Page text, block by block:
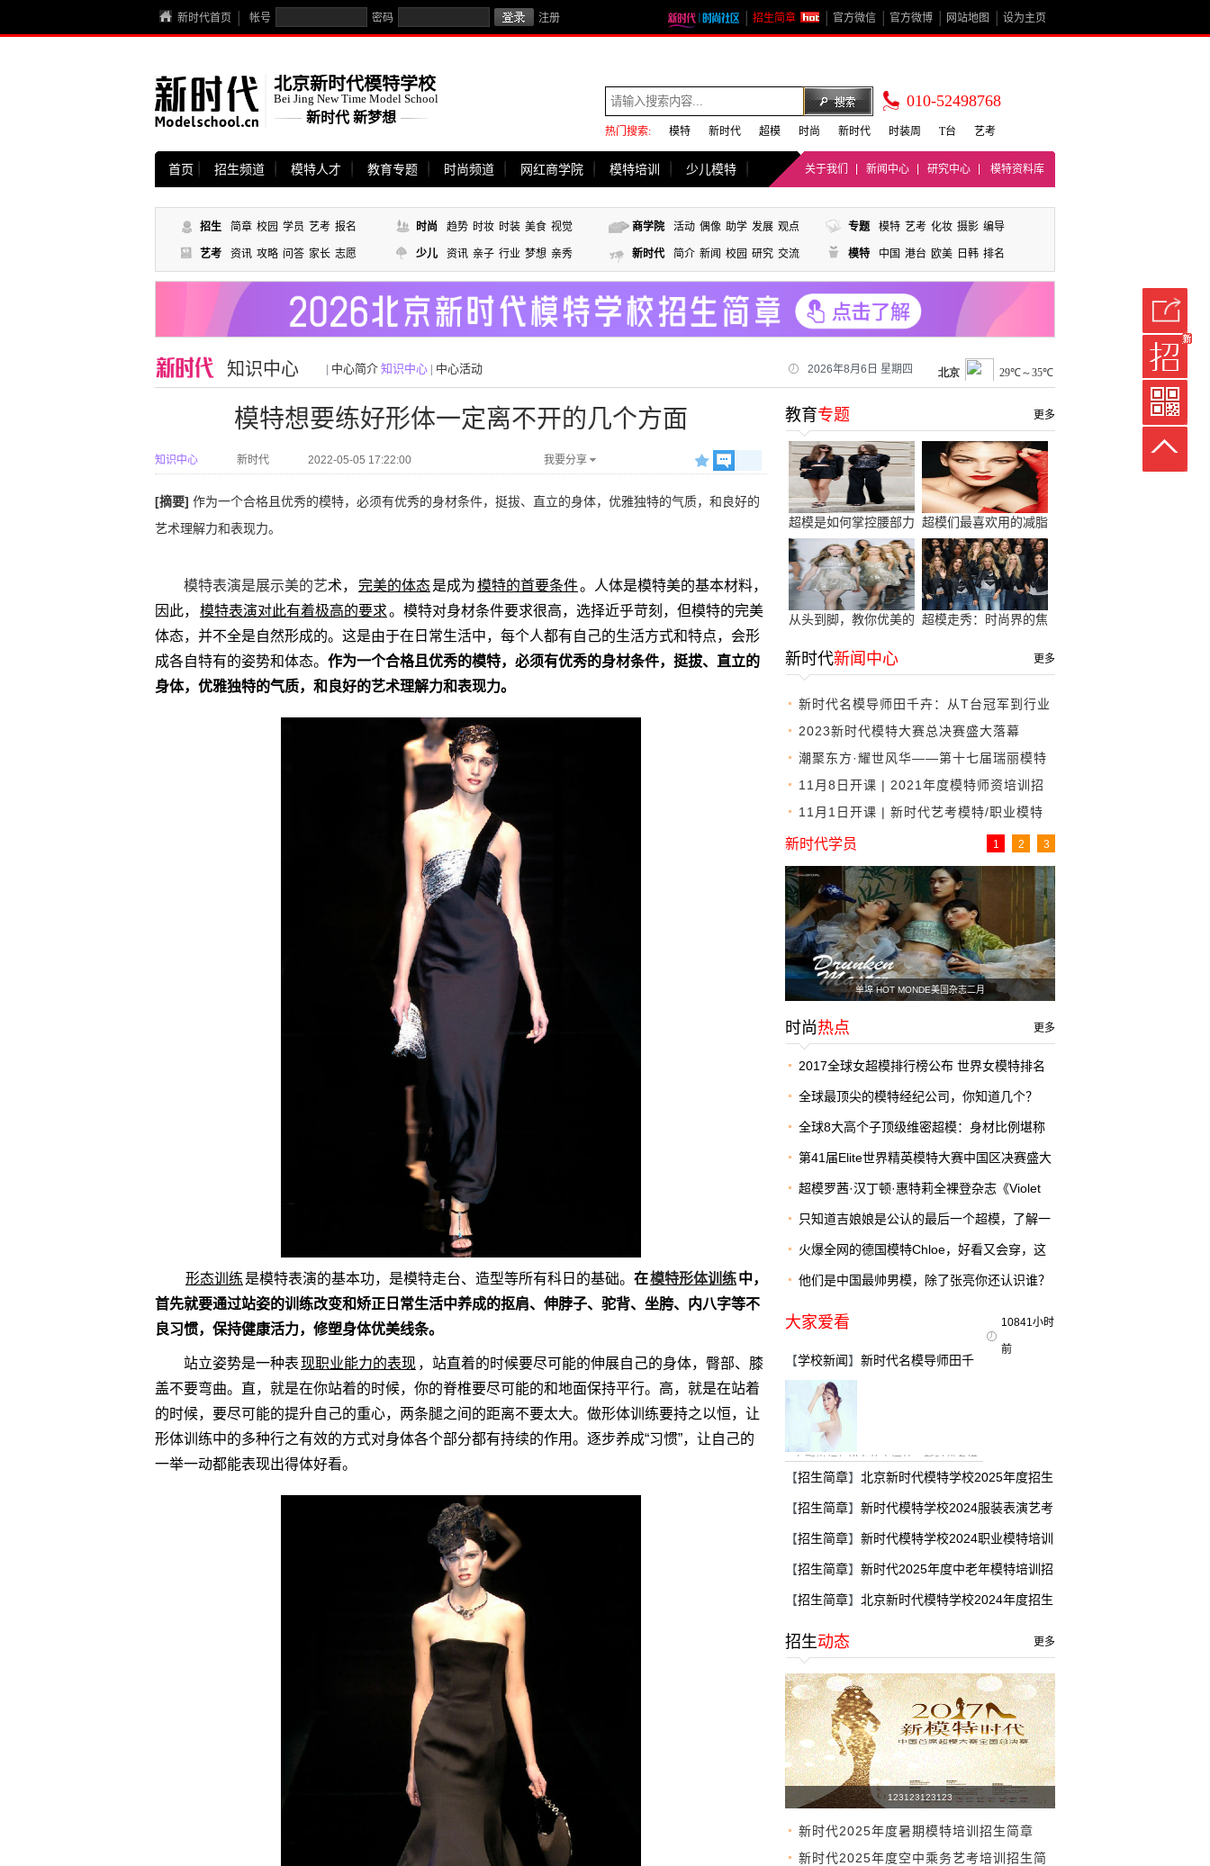
新时代首页 帐号 密码 注册 招生简章 官方微信 官方微博 网站地图 设为主页
北京新时代模特学校
Bei Jing New Time Model School
新时代 新梦想
010-52498768
热门搜索: 模特 新时代 超模 时尚 新时代 时装周 T台 艺考
首页 招生频道 模特人才 教育专题 时尚频道 网红商学院 模特培训 少儿模特 关于我们 新闻中心 研究中心 模特资料库
招生 简章 校园 学员 艺考 报名 时尚 趋势 时妆 时装 美食 视觉 商学院 活动 偶像 助学 发展 观点 专题 模特 艺考 化妆 摄影 编导
艺考 资讯 攻略 问答 家长 志愿 少儿 资讯 亲子 行业 梦想 亲秀 新时代 简介 新闻 校园 研究 交流 模特 中国 港台 欧美 日韩 排名
知识中心 | 中心简介 知识中心 | 中心活动 2026年8月6日 星期四
模特想要练好形体一定离不开的几个方面
知识中心 新时代 2022-05-05 17:22:00 我要分享
[摘要] 作为一个合格且优秀的模特，必须有优秀的身材条件，挺拔、直立的身体，优雅独特的气质，和良好的
艺术理解力和表现力。
模特表演是展示美的艺术， 完美的体态是成为模特的首要条件。人体是模特美的基本材料，
因此，
模特表演对此有着极高的要求。模特对身材条件要求很高，选择近乎苛刻，但模特的完美
体态，并不全是自然形成的。这是由于在日常生活中，每个人都有自己的生活方式和特点，会形
成各自特有的姿势和体态。 作为一个合格且优秀的模特，必须有优秀的身材条件，挺拔、直立的
身体，优雅独特的气质，和良好的艺术理解力和表现力。
形态训练 是模特表演的基本功，是模特走台、造型等所有科日的基础。 在模特形体训练中，
首先就要通过站姿的训练改变和矫正日常生活中养成的抠肩、伸脖子、驼背、坐胯、内八字等不
良习惯，保持健康活力，修塑身体优美线条。
站立姿势是一种表现职业能力的表现 ，站直着的时候要尽可能的伸展自己的身体，臀部、膝
盖不要弯曲。直，就是在你站着的时候，你的脊椎要尽可能的和地面保持平行。高，就是在站着
的时候，要尽可能的提升自己的重心，两条腿之间的距离不要太大。做形体训练要持之以恒，让
形体训练中的多种行之有效的方式对身体各个部分都有持续的作用。逐步养成“习惯”，让自己的
一举一动都能表现出得体好看。
教育专题 更多
超模是如何掌控腰部力
量
超模们最喜欢用的减脂
方
从头到脚，教你优美的 超模走秀：时尚界的焦
新时代新闻中心 更多
新时代名模导师田千卉：从T台冠军到行业
标准制
2023新时代模特大赛总决赛盛大落幕
潮聚东方·耀世风华——第十七届瑞丽模特
大赛圆
11月8日开课 | 2021年度模特师资培训招
生计划
11月1日开课 | 新时代艺考模特/职业模特
培训招生
新时代学员 1 2 3
单埠 HOT MONDE美国杂志二月
时尚热点 更多
2017全球女超模排行榜公布 世界女模特排名
总览
全球最顶尖的模特经纪公司，你知道几个？
全球8大高个子顶级维密超模：身材比例堪称
完美
第41届Elite世界精英模特大赛中国区决赛盛大
落幕
超模罗茜·汉丁顿·惠特莉全裸登杂志《Violet
只知道吉娘娘是公认的最后一个超模，了解一
火爆全网的德国模特Chloe，好看又会穿，这
是要逆
他们是中国最帅男模，除了张亮你还认识谁？
大家爱看 10841小时
前
【学校新闻】 新时代名模导师田千
卉：从T台冠
在聚光灯与讲台的交汇处，新时代名模
导师田千卉以双重身份书写着中国时尚
【招生简章】 北京新时代模特学校2025年度招生
【招生简章】 新时代模特学校2024服装表演艺考
【招生简章】 新时代模特学校2024职业模特培训
【招生简章】 新时代2025年度中老年模特培训招
【招生简章】 北京新时代模特学校2024年度招生
招生动态 更多
123123123123
新时代2025年度暑期模特培训招生简章
新时代2025年度空中乘务艺考培训招生简